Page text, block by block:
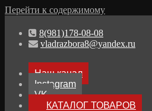
Перейти к содержимому
8(981)178-08-08
vladrazbora8@yandex.ru
Наш канал
Instagram
VK
КАТАЛОГ ТОВАРОВ